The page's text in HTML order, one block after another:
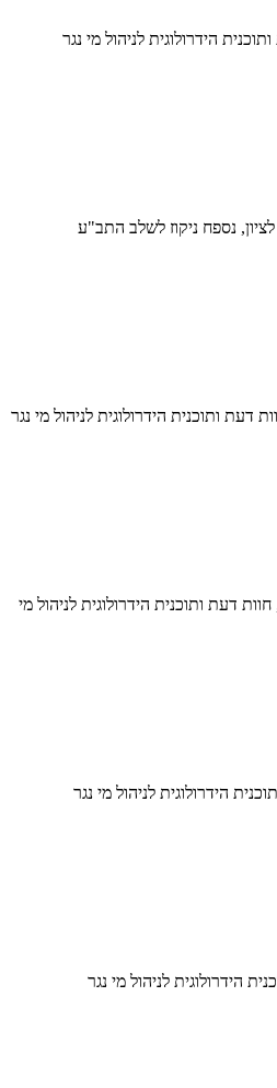
נספח ניקוז לשלב התב"ע
36 רחובות, חוות דעת ותוכנית הידרולוגית לניהול מי
הידרולוגית לניהול מי נגר